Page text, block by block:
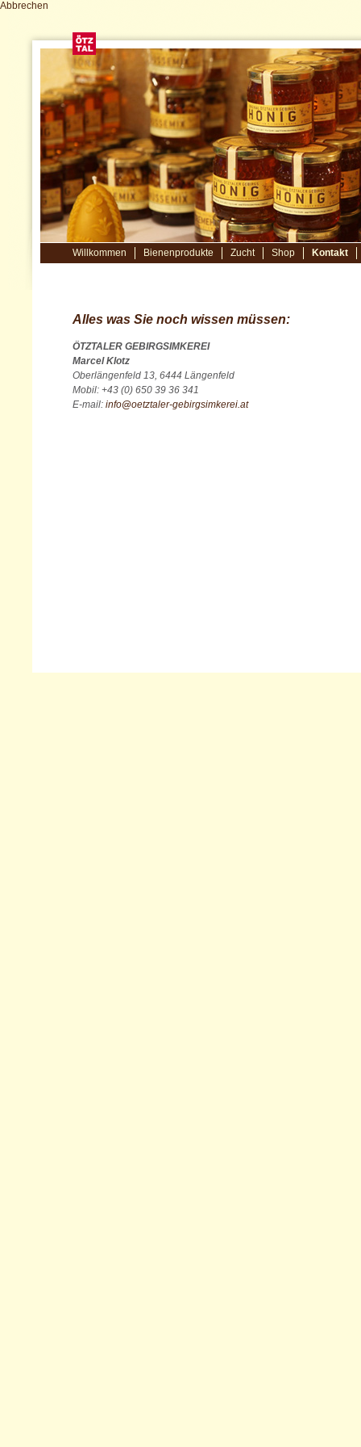
Willkommen Bienenprodukte Zucht Shop Kontakt
Alles was Sie noch wissen müssen:
ÖTZTALER GEBIRGSIMKEREI
Marcel Klotz
Oberlängenfeld 13, 6444 Längenfeld
Mobil: +43 (0) 650 39 36 341
E-mail: info@oetztaler-gebirgsimkerei.at
Abbrechen